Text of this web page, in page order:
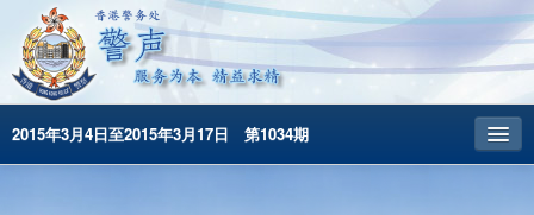
2015年3月4日至2015年3月17日 第1034期